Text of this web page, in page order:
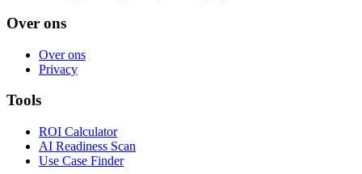
Over ons
Over ons
Privacy
Tools
ROI Calculator
AI Readiness Scan
Use Case Finder